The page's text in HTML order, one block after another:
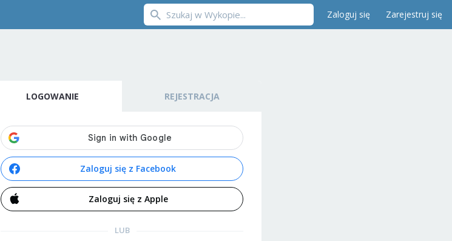
Zaloguj się Zarejestruj się
LOGOWANIE REJESTRACJA
Zaloguj się z Facebook
Zaloguj się z Apple
LUB